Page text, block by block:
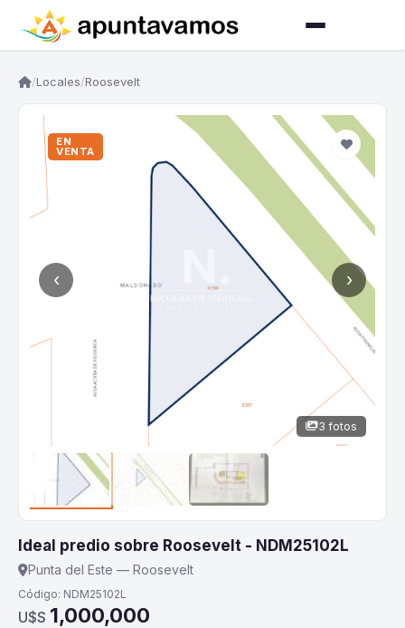
/Locales/Roosevelt
‹ ›
EN
VENTA
3 fotos
Ideal predio sobre Roosevelt - NDM25102L
Punta del Este — Roosevelt
Código: NDM25102L
U$S 1,000,000